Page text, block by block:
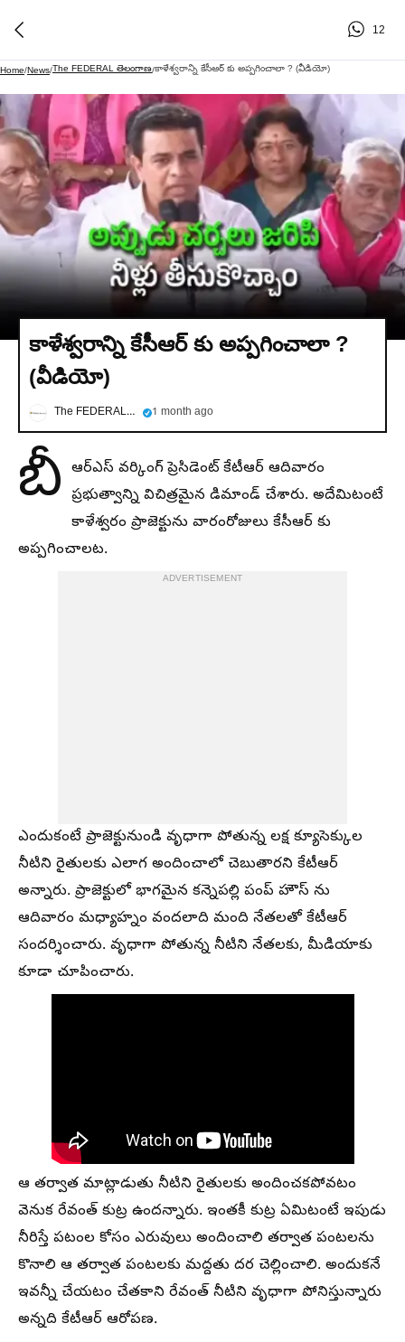
12
Home/News/The FEDERAL తెలంగాణ/కాళేశ్వరాన్ని కేసీఆర్ కు అప్పగించాలా ? (వీడియో)
కాళేశ్వరాన్ని కేసీఆర్ కు అప్పగించాలా ?
(వీడియో)
The FEDERAL తెలంగాణ 1 month ago
బీ ఆర్ఎస్ వర్కింగ్ ప్రెసిడెంట్ కేటీఆర్ ఆదివారం
ప్రభుత్వాన్ని విచిత్రమైన డిమాండ్ చేశారు. అదేమిటంటే
కాళేశ్వరం ప్రాజెక్టును వారంరోజులు కేసీఆర్ కు
అప్పగించాలట.
ADVERTISEMENT
ఎందుకంటే ప్రాజెక్టునుండి వృధాగా పోతున్న లక్ష క్యూసెక్కుల
నీటిని రైతులకు ఎలాగ అందించాలో చెబుతారని కేటీఆర్
అన్నారు. ప్రాజెక్టులో భాగమైన కన్నెపల్లి పంప్ హౌస్ ను
ఆదివారం మధ్యాహ్నం వందలాది మంది నేతలతో కేటీఆర్
సందర్శించారు. వృధాగా పోతున్న నీటిని నేతలకు, మీడియాకు
కూడా చూపించారు.
ఆ తర్వాత మాట్లాడుతు నీటిని రైతులకు అందించకపోవటం
వెనుక రేవంత్ కుట్ర ఉందన్నారు. ఇంతకీ కుట్ర ఏమిటంటే ఇపుడు
నీరిస్తే పటంల కోసం ఎరువులు అందించాలి తర్వాత పంటలను
కొనాలి ఆ తర్వాత పంటలకు మద్దతు దర చెల్లించాలి. అందుకనే
ఇవన్నీ చేయటం చేతకాని రేవంత్ నీటిని వృధాగా పోనిస్తున్నారు
అన్నది కేటీఆర్ ఆరోపణ.